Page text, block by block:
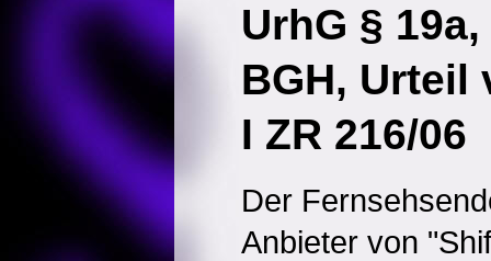
UrhG § 19a,
BGH, Urteil
I ZR 216/06
Der
Anbieter von